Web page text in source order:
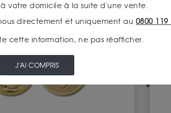
votre domicile à la suite d'une vente.
directement et uniquement au 0800 119
cette information, ne pas réafficher.
J'AI COMPRIS